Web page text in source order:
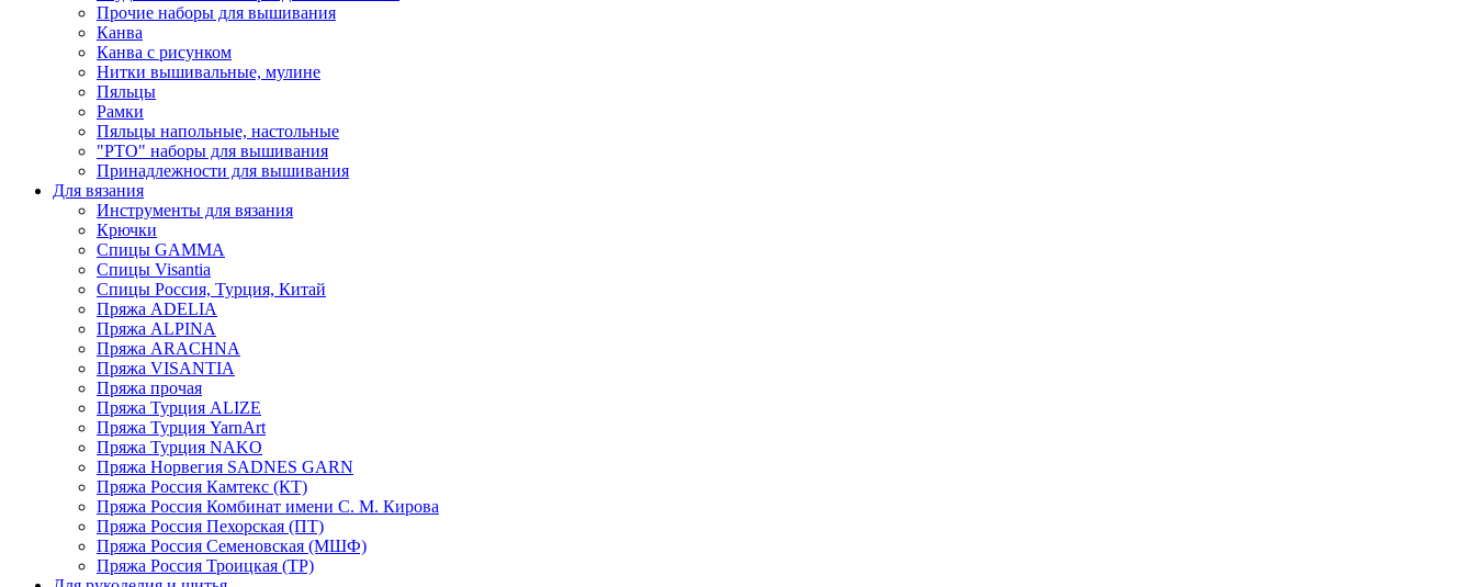
Прочие наборы для вышивания
Канва
Канва с рисунком
Нитки вышивальные, мулине
Пяльцы
Рамки
Пяльцы напольные, настольные
"РТО" наборы для вышивания
Принадлежности для вышивания
Для вязания
Инструменты для вязания
Крючки
Спицы GAMMA
Спицы Visantia
Спицы Россия, Турция, Китай
Пряжа ADELIA
Пряжа ALPINA
Пряжа ARACHNA
Пряжа VISANTIA
Пряжа прочая
Пряжа Турция ALIZE
Пряжа Турция YarnArt
Пряжа Турция NAKO
Пряжа Норвегия SADNES GARN
Пряжа Россия Камтекс (КТ)
Пряжа Россия Комбинат имени С. М. Кирова
Пряжа Россия Пехорская (ПТ)
Пряжа Россия Семеновская (МШФ)
Пряжа Россия Троицкая (ТР)